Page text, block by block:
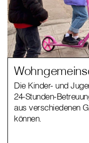
Die Kinder- und
24-Stunden-
aus verschiedenen
können.